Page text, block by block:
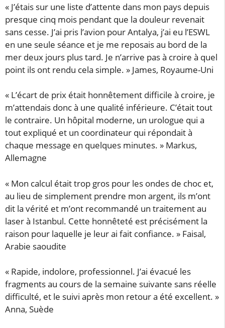
« J’étais sur une liste d’attente dans mon pays depuis
presque cinq mois pendant que la douleur revenait
sans cesse. J’ai pris l’avion pour Antalya, j’ai eu l’ESWL
en une seule séance et je me reposais au bord de la
mer deux jours plus tard. Je n’arrive pas à croire à quel
point ils ont rendu cela simple. » James, Royaume-Uni
« L’écart de prix était honnêtement difficile à croire, je
m’attendais donc à une qualité inférieure. C’était tout
le contraire. Un hôpital moderne, un urologue qui a
tout expliqué et un coordinateur qui répondait à
chaque message en quelques minutes. » Markus,
Allemagne
« Mon calcul était trop gros pour les ondes de choc et,
au lieu de simplement prendre mon argent, ils m’ont
dit la vérité et m’ont recommandé un traitement au
laser à Istanbul. Cette honnêteté est précisément la
raison pour laquelle je leur ai fait confiance. » Faisal,
Arabie saoudite
« Rapide, indolore, professionnel. J’ai évacué les
fragments au cours de la semaine suivante sans réelle
difficulté, et le suivi après mon retour a été excellent. »
Anna, Suède